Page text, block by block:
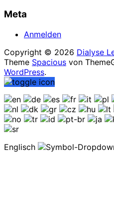
Meta
Anmelden
Copyright © 2026 Dialyse
Theme Spacious von
WordPress.
Englisch